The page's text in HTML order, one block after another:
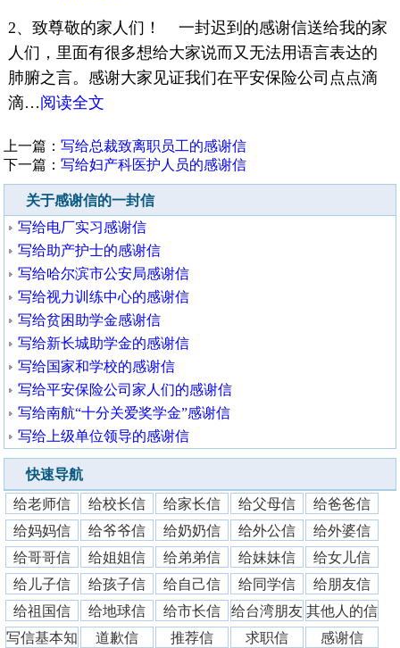
2、致尊敬的家人们！ 一封迟到的感谢信送给我的家
人们，里面有很多想给大家说而又无法用语言表达的
肺腑之言。感谢大家见证我们在平安保险公司点点滴
滴…阅读全文
上一篇：写给总裁致离职员工的感谢信
下一篇：写给妇产科医护人员的感谢信
关于感谢信的一封信
写给电厂实习感谢信
写给助产护士的感谢信
写给哈尔滨市公安局感谢信
写给视力训练中心的感谢信
写给贫困助学金感谢信
写给新长城助学金的感谢信
写给国家和学校的感谢信
写给平安保险公司家人们的感谢信
写给南航“十分关爱奖学金”感谢信
写给上级单位领导的感谢信
快速导航
给老师信 给校长信 给家长信 给父母信
给爸爸信
给妈妈信
给爷爷信 给奶奶信 给外公信
给外婆信
给哥哥信
给姐姐信 给弟弟信 给妹妹信
给女儿信
给儿子信
给孩子信 给自己信 给同学信
给朋友信
给祖国信
给地球信 给市长信 给台湾朋友 其他人的信
写信基本知
道歉信 推荐信 求职信 感谢信